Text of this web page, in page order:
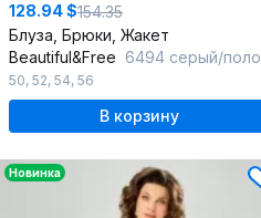
128.94 $154.35
Блуза, Брюки, Жакет
Beautiful&Free 6494 серый/полоска
50, 52, 54, 56
В корзину
Новинка